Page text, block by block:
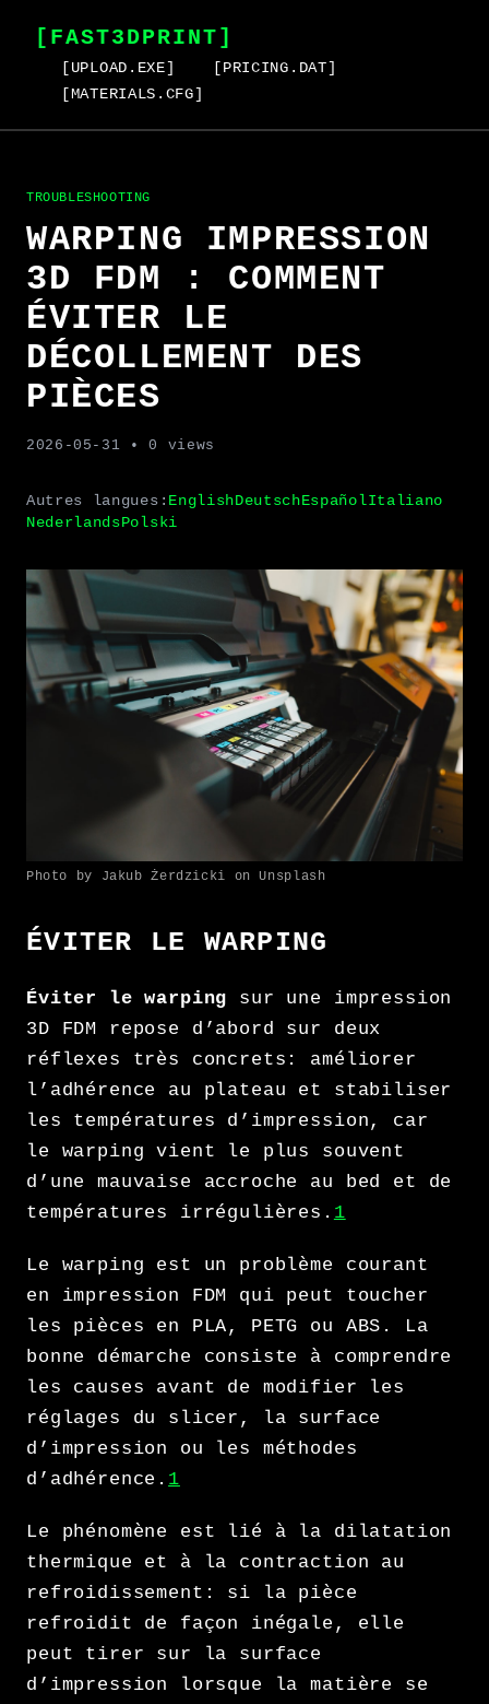
[FAST3DPRINT]
[UPLOAD.EXE]
[PRICING.DAT]
[MATERIALS.CFG]
TROUBLESHOOTING
WARPING IMPRESSION
3D FDM : COMMENT
ÉVITER LE
DÉCOLLEMENT DES
PIÈCES
2026-05-31 • 0 views
Autres langues: EnglishDeutschEspañolItaliano
NederlandsPolski
Photo by Jakub Żerdzicki on Unsplash
ÉVITER LE WARPING
Éviter le warping sur une impression
3D FDM repose d’abord sur deux
réflexes très concrets: améliorer
l’adhérence au plateau et stabiliser
les températures d’impression, car
le warping vient le plus souvent
d’une mauvaise accroche au bed et de
températures irrégulières. 1
Le warping est un problème courant
en impression FDM qui peut toucher
les pièces en PLA, PETG ou ABS. La
bonne démarche consiste à comprendre
les causes avant de modifier les
réglages du slicer, la surface
d’impression ou les méthodes
d’adhérence. 1
Le phénomène est lié à la dilatation
thermique et à la contraction au
refroidissement: si la pièce
refroidit de façon inégale, elle
peut tirer sur la surface
d’impression lorsque la matière se